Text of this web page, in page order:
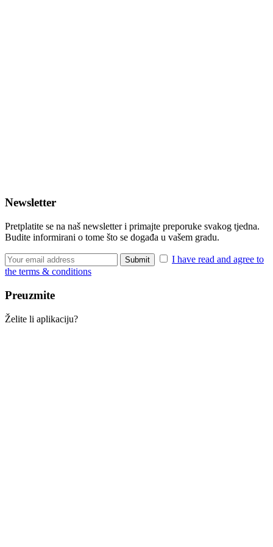
Newsletter
Pretplatite se na naš newsletter i primajte preporuke svakog tjedna.
Budite informirani o tome što se događa u vašem gradu.
I have read and agree to
the terms & conditions
Preuzmite
Želite li aplikaciju?